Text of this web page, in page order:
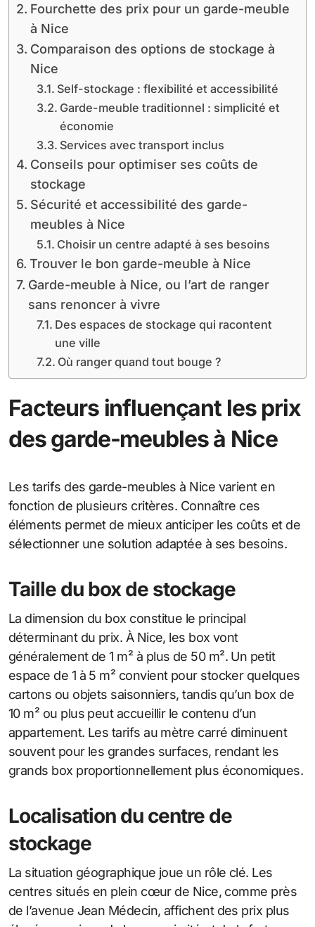
Fourchette des prix pour un garde-meuble
à Nice
Comparaison des options de stockage à
Nice
Self-stockage : flexibilité et accessibilité
Garde-meuble traditionnel : simplicité et
économie
Services avec transport inclus
Conseils pour optimiser ses coûts de
stockage
Sécurité et accessibilité des garde-
meubles à Nice
Choisir un centre adapté à ses besoins
Trouver le bon garde-meuble à Nice
Garde-meuble à Nice, ou l’art de ranger
sans renoncer à vivre
Des espaces de stockage qui racontent
une ville
Où ranger quand tout bouge ?
Facteurs influençant les prix
des garde-meubles à Nice
Les tarifs des garde-meubles à Nice varient en
fonction de plusieurs critères. Connaître ces
éléments permet de mieux anticiper les coûts et de
sélectionner une solution adaptée à ses besoins.
Taille du box de stockage
La dimension du box constitue le principal
déterminant du prix. À Nice, les box vont
généralement de 1 m² à plus de 50 m². Un petit
espace de 1 à 5 m² convient pour stocker quelques
cartons ou objets saisonniers, tandis qu’un box de
10 m² ou plus peut accueillir le contenu d’un
appartement. Les tarifs au mètre carré diminuent
souvent pour les grandes surfaces, rendant les
grands box proportionnellement plus économiques.
Localisation du centre de
stockage
La situation géographique joue un rôle clé. Les
centres situés en plein cœur de Nice, comme près
de l’avenue Jean Médecin, affichent des prix plus